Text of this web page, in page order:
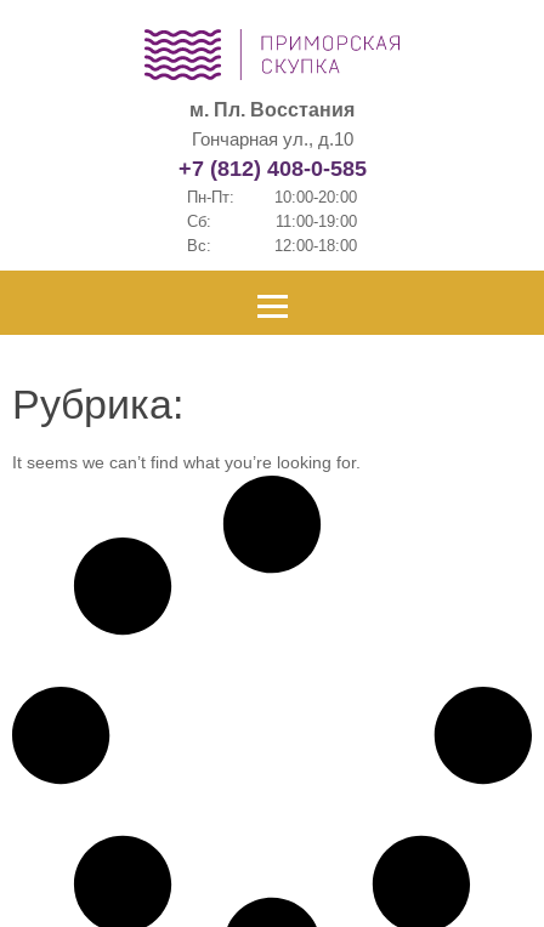
м. Пл. Восстания
Гончарная ул., д.10
+7 (812) 408-0-585
Пн-Пт:
10:00-20:00
Сб:
11:00-19:00
Вс:
12:00-18:00
Рубрика:
It seems we can’t find what you’re looking for.